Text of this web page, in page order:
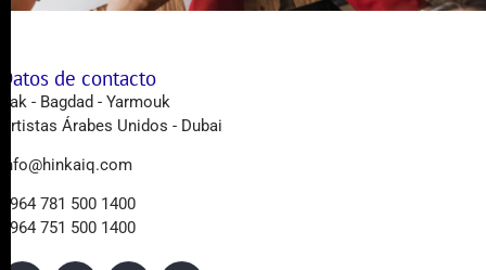
Datos de contacto
Irak - Bagdad - Yarmouk
Artistas Árabes Unidos - Dubai
info@hinkaiq.com
+964 781 500 1400
+964 751 500 1400